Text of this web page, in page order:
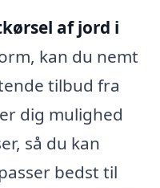
af jord i
kan du nemt
tilbud fra
dig mulighed
så du kan
bedst til